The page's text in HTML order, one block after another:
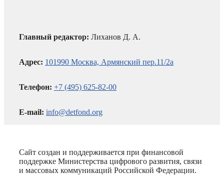
Главный редактор: Лиханов Д. А.
Адрес: 101990 Москва, Армянский пер.11/2а
Телефон: +7 (495) 625-82-00
E-mail: info@detfond.org
Сайт создан и поддерживается при финансовой
поддержке Министерства цифрового развития, связи
и массовых коммуникаций Российской Федерации.